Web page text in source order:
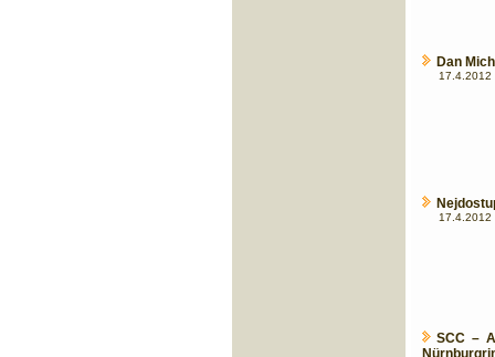
Dan
17.4.2012
17.4.2012
SCC –